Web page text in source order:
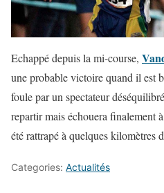
Echappé depuis la mi-course,
une probable victoire quand il est
foule par un spectateur
repartir mais échouera finalement
été rattrapé à quelques kilomètres
Categories: Actualités